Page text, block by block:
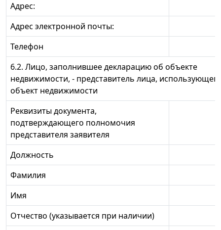
Адрес:
Адрес электронной почты:
Телефон
6.2. Лицо, заполнившее декларацию об объекте
недвижимости, - представитель лица,
объект недвижимости
Реквизиты документа,
подтверждающего полномочия
представителя заявителя
Должность
Фамилия
Имя
Отчество (указывается при наличии)